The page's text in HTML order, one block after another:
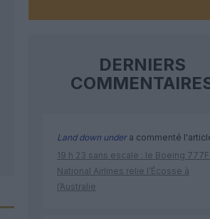
DERNIERS
Land down undera commenté
19 h 23 sans escale : le Boeing
National Airlines relie l’Écosse à
l’Australie